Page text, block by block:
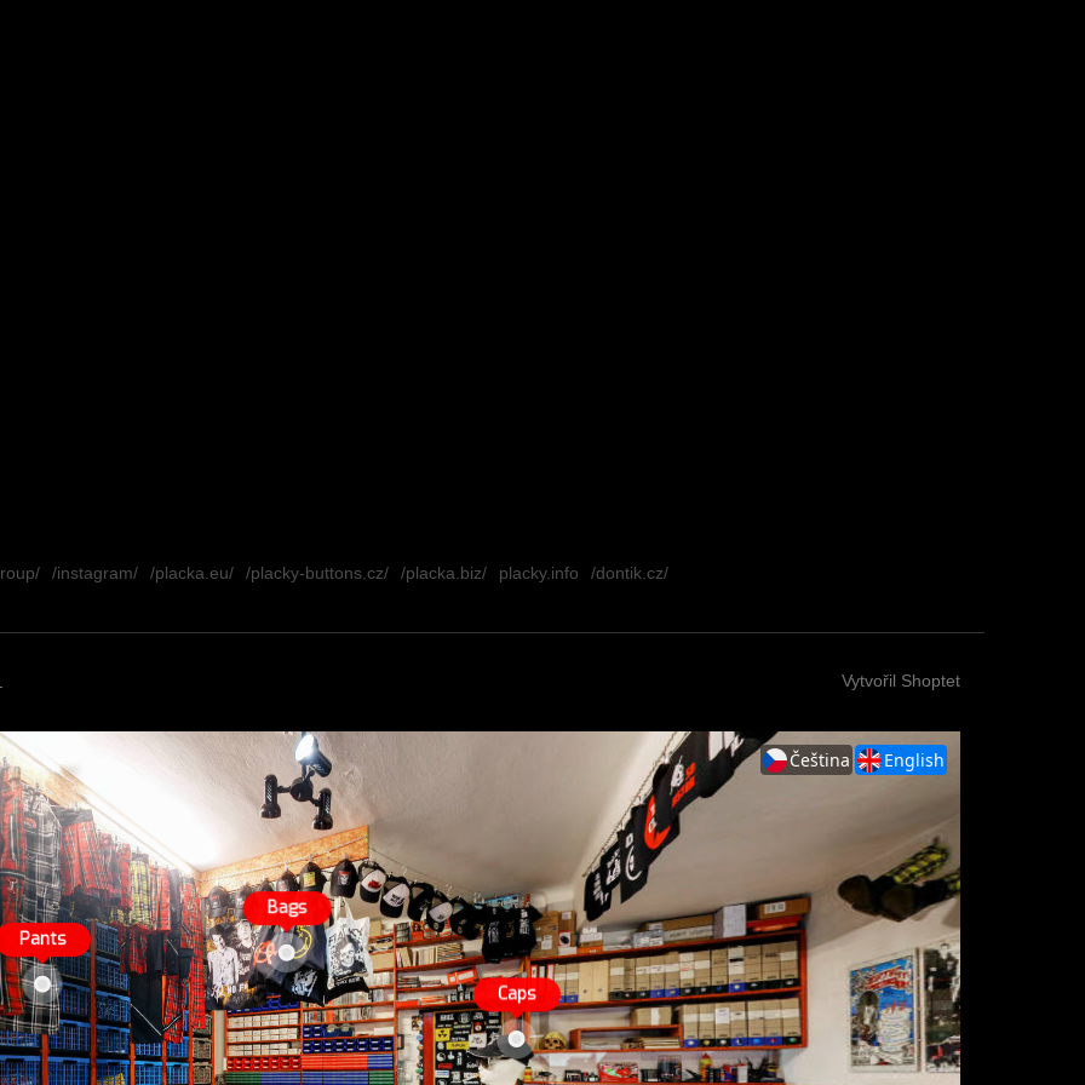
/instagram/ /placka.eu/ /placky-buttons.cz/ /placka.biz/ placky.info /dontik.cz/
Vytvořil Shoptet